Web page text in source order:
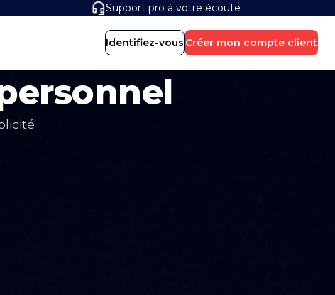
Support pro à votre écoute
Identifiez-vous Créer mon compte client